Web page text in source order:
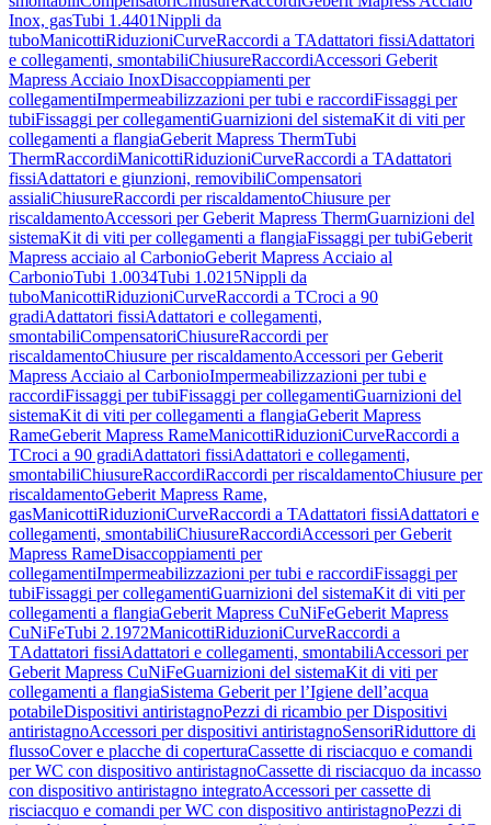
Inox, gasTubi 1.4401Nippli da
tuboManicottiRiduzioniCurveRaccordi a TAdattatori fissiAdattatori
e collegamenti, smontabiliChiusureRaccordiAccessori Geberit
Mapress Acciaio InoxDisaccoppiamenti per
collegamentiImpermeabilizzazioni per tubi e raccordiFissaggi per
tubiFissaggi per collegamentiGuarnizioni del sistemaKit di viti per
collegamenti a flangiaGeberit Mapress ThermTubi
ThermRaccordiManicottiRiduzioniCurveRaccordi a TAdattatori
fissiAdattatori e giunzioni, removibiliCompensatori
assialiChiusureRaccordi per riscaldamentoChiusure per
riscaldamentoAccessori per Geberit Mapress ThermGuarnizioni del
sistemaKit di viti per collegamenti a flangiaFissaggi per tubiGeberit
Mapress acciaio al CarbonioGeberit Mapress Acciaio al
CarbonioTubi 1.0034Tubi 1.0215Nippli da
tuboManicottiRiduzioniCurveRaccordi a TCroci a 90
gradiAdattatori fissiAdattatori e collegamenti,
smontabiliCompensatoriChiusureRaccordi per
riscaldamentoChiusure per riscaldamentoAccessori per Geberit
Mapress Acciaio al CarbonioImpermeabilizzazioni per tubi e
raccordiFissaggi per tubiFissaggi per collegamentiGuarnizioni del
sistemaKit di viti per collegamenti a flangiaGeberit Mapress
RameGeberit Mapress RameManicottiRiduzioniCurveRaccordi a
TCroci a 90 gradiAdattatori fissiAdattatori e collegamenti,
smontabiliChiusureRaccordiRaccordi per riscaldamentoChiusure per
riscaldamentoGeberit Mapress Rame,
gasManicottiRiduzioniCurveRaccordi a TAdattatori fissiAdattatori e
collegamenti, smontabiliChiusureRaccordiAccessori per Geberit
Mapress RameDisaccoppiamenti per
collegamentiImpermeabilizzazioni per tubi e raccordiFissaggi per
tubiFissaggi per collegamentiGuarnizioni del sistemaKit di viti per
collegamenti a flangiaGeberit Mapress CuNiFeGeberit Mapress
CuNiFeTubi 2.1972ManicottiRiduzioniCurveRaccordi a
TAdattatori fissiAdattatori e collegamenti, smontabiliAccessori per
Geberit Mapress CuNiFeGuarnizioni del sistemaKit di viti per
collegamenti a flangiaSistema Geberit per l’Igiene dell’acqua
potabileDispositivi antiristagnoPezzi di ricambio per Dispositivi
antiristagnoAccessori per dispositivi antiristagnoSensoriRiduttore di
flussoCover e placche di coperturaCassette di risciacquo e comandi
per WC con dispositivo antiristagnoCassette di risciacquo da incasso
con dispositivo antiristagno integratoAccessori per cassette di
risciacquo e comandi per WC con dispositivo antiristagnoPezzi di